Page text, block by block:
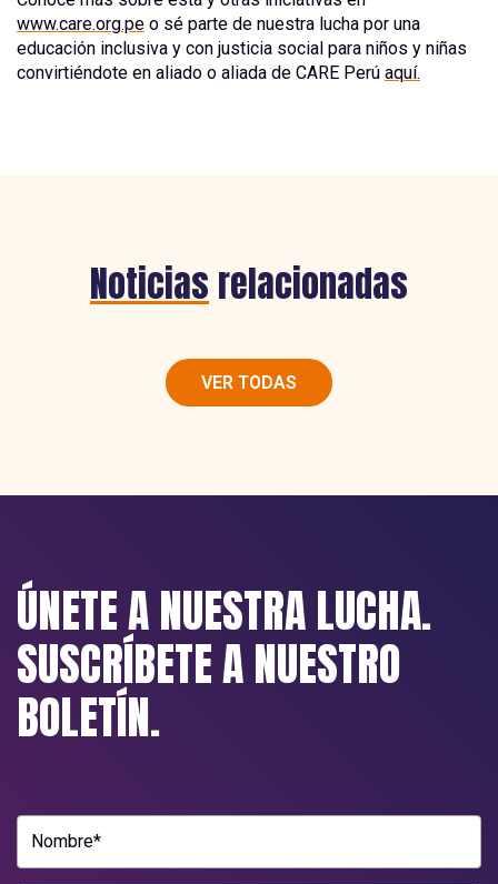
www.care.org.pe o sé parte de nuestra lucha por una
educación inclusiva y con justicia social para niños y niñas
convirtiéndote en aliado o aliada de CARE Perú aquí.
Noticias relacionadas
VER TODAS
ÚNETE A NUESTRA LUCHA.
SUSCRÍBETE A NUESTRO
BOLETÍN.
Nombre*